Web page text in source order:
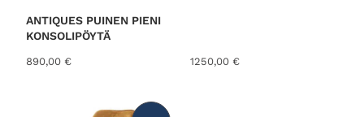
ANTIQUES PUINEN PIENI
KONSOLIPÖYTÄ
890,00 € 1250,00 €